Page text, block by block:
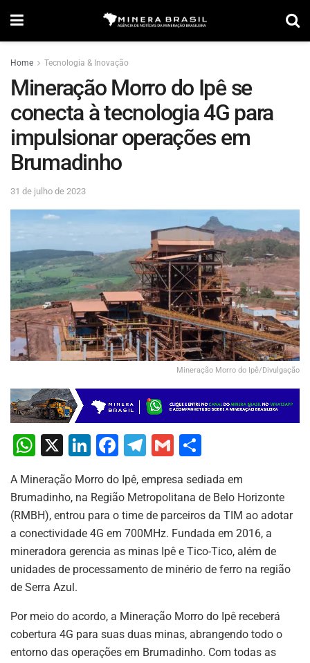
Home Tecnologia & Inovação
Mineração Morro do Ipê se
conecta à tecnologia 4G para
impulsionar operações em
Brumadinho
31 de julho de 2023
Mineração Morro do Ipê/Divulgação
W
at
s
A
p
p
X
Li
k
e
dI
n
F
c
e
b
o
o
T
e
gr
a
m
G
ai
l
ar
e
A Mineração Morro do Ipê, empresa sediada em
Brumadinho, na Região Metropolitana de Belo Horizonte
(RMBH), entrou para o time de parceiros da TIM ao adotar
a conectividade 4G em 700MHz. Fundada em 2016, a
mineradora gerencia as minas Ipê e Tico-Tico, além de
unidades de processamento de minério de ferro na região
de Serra Azul.
Por meio do acordo, a Mineração Morro do Ipê receberá
cobertura 4G para suas duas minas, abrangendo todo o
entorno das operações em Brumadinho. Com todas as